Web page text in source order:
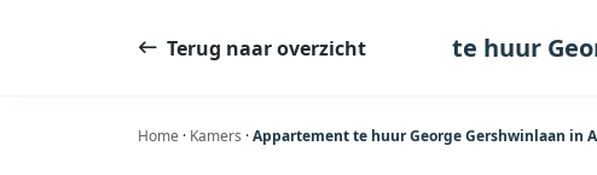
Terug naar overzicht te huur
Home · Kamers ·Appartement te huur George Gershwinlaan in